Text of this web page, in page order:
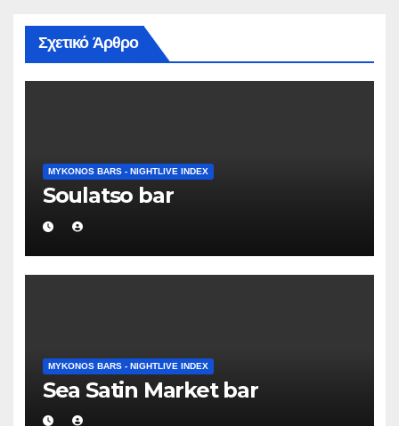
Σχετικό Άρθρο
MYKONOS BARS - NIGHTLIVE INDEX
Soulatso bar
MYKONOS BARS - NIGHTLIVE INDEX
Sea Satin Market bar